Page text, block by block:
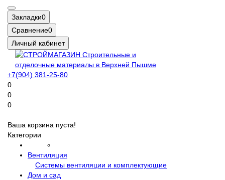
Закладки0
Сравнение0
Личный кабинет
+7(904) 381-25-80
0
0
0
Ваша корзина пуста!
Категории
Вентиляция
Системы вентиляции и комплектующие
Дом и сад